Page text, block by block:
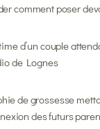
comment poser